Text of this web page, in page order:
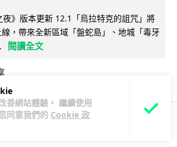
善網站體驗。 繼續使用
同意我們的 Cookie 政
夜》版本更新 12.1「烏拉特克的詛咒」將
，帶來全新區域「盤蛇島」、地城「毒牙
閱讀全文